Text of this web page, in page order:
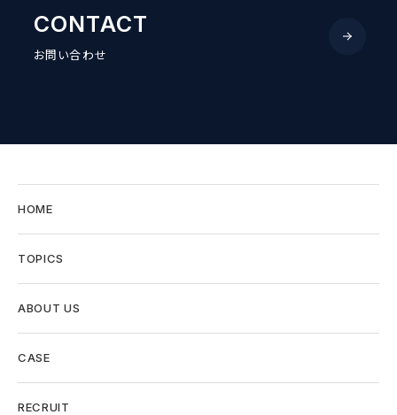
CONTACT
お問い合わせ
HOME
TOPICS
ABOUT US
CASE
RECRUIT